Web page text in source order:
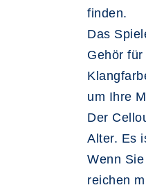
finden.
Das
Gehör
um Ihre
Der
Alter. Es
Wenn
reichen